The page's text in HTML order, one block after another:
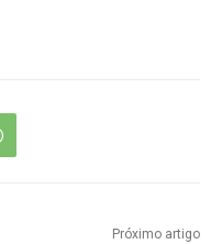
Próximo artigo